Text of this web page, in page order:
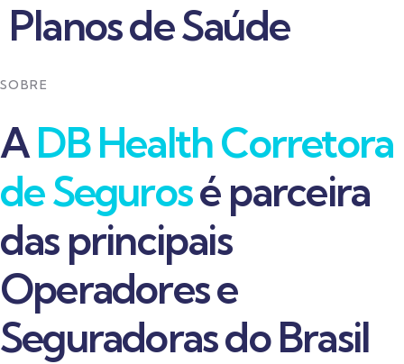
Planos de Saúde
SOBRE
ADB Health Corretora
de Segurosé parceira
das principais
Operadores e
Seguradoras do Brasil